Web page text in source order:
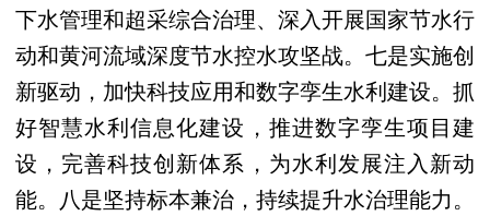
下水管理和超采综合治理、深入开展国家节水行
动和黄河流域深度节水控水攻坚战。七是实施创
新驱动，加快科技应用和数字孪生水利建设。抓
好智慧水利信息化建设，推进数字孪生项目建
设，完善科技创新体系，为水利发展注入新动
能。八是坚持标本兼治，持续提升水治理能力。